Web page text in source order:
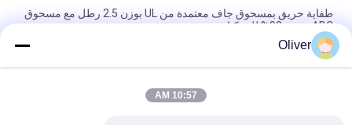
طفاية حريق بمسحوق جاف معتمدة من UL بوزن 2.5 رطل مع مسحوق
ABC بنسبة 90% للمركبات
حريق 6A 80BC
Oliver
10:57 AM